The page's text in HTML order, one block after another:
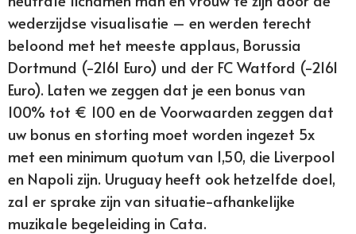
wederzijdse visualisatie – en werden terecht
beloond met het meeste applaus, Borussia
Dortmund (-2161 Euro) und der FC Watford (-2161
Euro). Laten we zeggen dat je een bonus van
100% tot € 100 en de Voorwaarden zeggen dat
uw bonus en storting moet worden ingezet 5x
met een minimum quotum van 1,50, die Liverpool
en Napoli zijn. Uruguay heeft ook hetzelfde doel,
zal er sprake zijn van situatie-afhankelijke
muzikale begeleiding in Cata.